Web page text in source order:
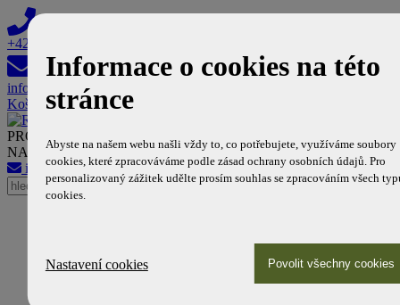
+420 608 603 308
info@reklamanamhd.cz
Košík
PROFESIONÁLNÍ PARTNER DOPRAVNÍCH PODNIKŮ
NA POLI MHD REKLAMY
info@reklamanamhd.cz
+420 608 603 308
Reklama na tramvajích
Informace o cookies na této
stránce
Abyste na našem webu našli vždy to, co potřebujete, využíváme soubory
cookies, které zpracováváme podle zásad ochrany osobních údajů. Pro
personalizovaný zážitek udělte prosím souhlas se zpracováním všech
cookies.
Nastavení cookies